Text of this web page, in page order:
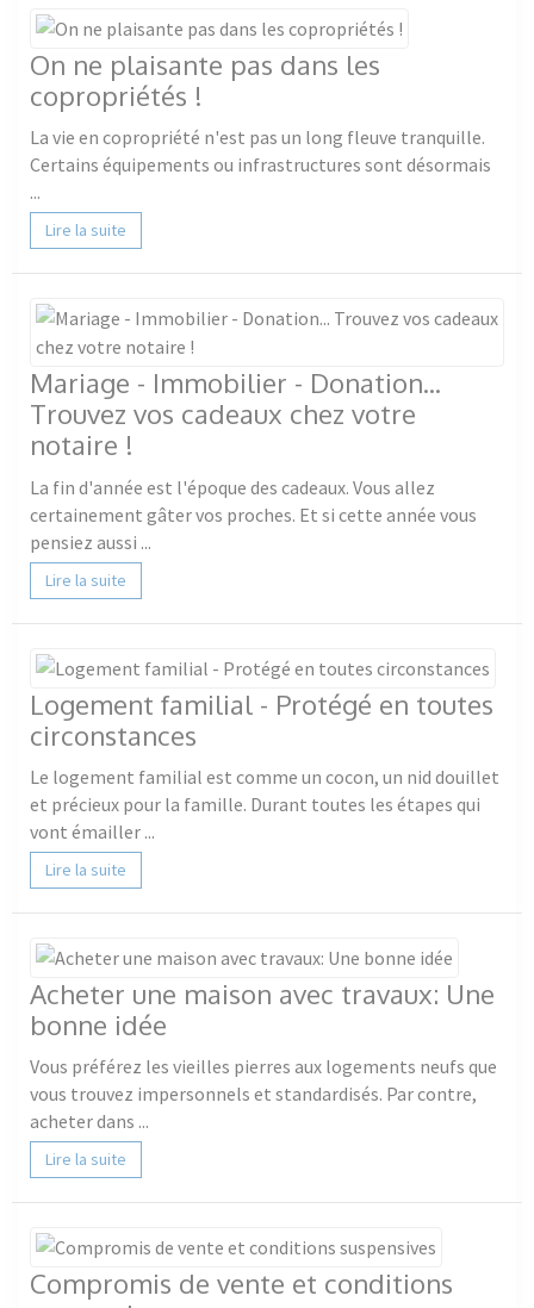
On ne plaisante pas dans les
copropriétés !
La vie en copropriété n'est pas un long fleuve tranquille.
Certains équipements ou infrastructures sont désormais
...
Lire la suite
Mariage - Immobilier - Donation...
Trouvez vos cadeaux chez votre
notaire !
La fin d'année est l'époque des cadeaux. Vous allez
certainement gâter vos proches. Et si cette année vous
pensiez aussi ...
Lire la suite
Logement familial - Protégé en toutes
circonstances
Le logement familial est comme un cocon, un nid douillet
et précieux pour la famille. Durant toutes les étapes qui
vont émailler ...
Lire la suite
Acheter une maison avec travaux: Une
bonne idée
Vous préférez les vieilles pierres aux logements neufs que
vous trouvez impersonnels et standardisés. Par contre,
acheter dans ...
Lire la suite
Compromis de vente et conditions